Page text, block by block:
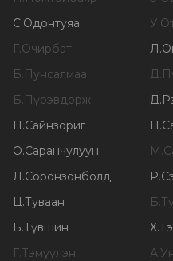
С.Одонтуяа У.
Г.Очирбат Л.
Б.Пунсалмаа Д.
Б.Пүрэвдорж Д.
П.Сайнзориг Ц.
О.Саранчулуун М.
Л.Соронзонболд Р.
Ц.Туваан Б.
Б.Түвшин Х.
Г.Тэмүүлэн А.